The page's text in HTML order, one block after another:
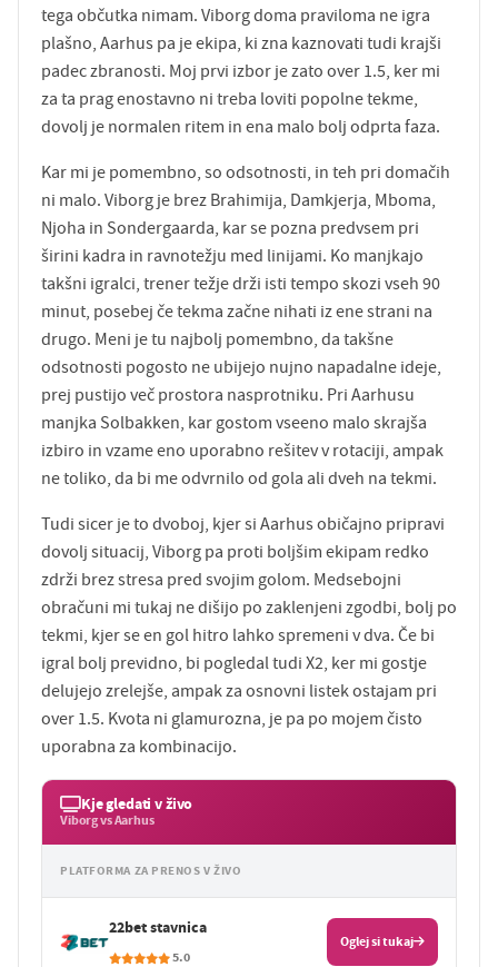
tega občutka nimam. Viborg doma praviloma ne igra
plašno, Aarhus pa je ekipa, ki zna kaznovati tudi krajši
padec zbranosti. Moj prvi izbor je zato over 1.5, ker mi
za ta prag enostavno ni treba loviti popolne tekme,
dovolj je normalen ritem in ena malo bolj odprta faza.
Kar mi je pomembno, so odsotnosti, in teh pri domačih
ni malo. Viborg je brez Brahimija, Damkjerja, Mboma,
Njoha in Sondergaarda, kar se pozna predvsem pri
širini kadra in ravnotežju med linijami. Ko manjkajo
takšni igralci, trener težje drži isti tempo skozi vseh 90
minut, posebej če tekma začne nihati iz ene strani na
drugo. Meni je tu najbolj pomembno, da takšne
odsotnosti pogosto ne ubijejo nujno napadalne ideje,
prej pustijo več prostora nasprotniku. Pri Aarhusu
manjka Solbakken, kar gostom vseeno malo skrajša
izbiro in vzame eno uporabno rešitev v rotaciji, ampak
ne toliko, da bi me odvrnilo od gola ali dveh na tekmi.
Tudi sicer je to dvoboj, kjer si Aarhus običajno pripravi
dovolj situacij, Viborg pa proti boljšim ekipam redko
zdrži brez stresa pred svojim golom. Medsebojni
obračuni mi tukaj ne dišijo po zaklenjeni zgodbi, bolj po
tekmi, kjer se en gol hitro lahko spremeni v dva. Če bi
igral bolj previdno, bi pogledal tudi X2, ker mi gostje
delujejo zrelejše, ampak za osnovni listek ostajam pri
over 1.5. Kvota ni glamurozna, je pa po mojem čisto
uporabna za kombinacijo.
Kje gledati v živo
Viborg vs Aarhus
PLATFORMA ZA PRENOS V ŽIVO
22bet stavnica
5.0
Oglej si tukaj